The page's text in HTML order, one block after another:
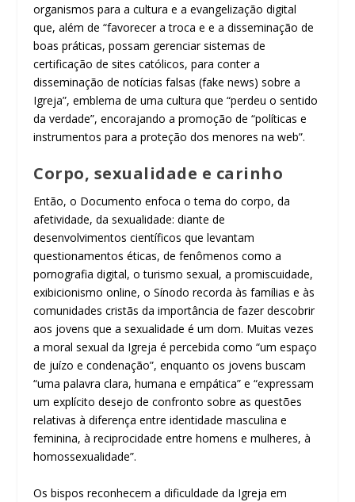
organismos para a cultura e a evangelização digital
que, além de “favorecer a troca e e a disseminação de
boas práticas, possam gerenciar sistemas de
certificação de sites católicos, para conter a
disseminação de notícias falsas (fake news) sobre a
Igreja”, emblema de uma cultura que “perdeu o sentido
da verdade”, encorajando a promoção de “políticas e
instrumentos para a proteção dos menores na web”.
Corpo, sexualidade e carinho
Então, o Documento enfoca o tema do corpo, da
afetividade, da sexualidade: diante de
desenvolvimentos científicos que levantam
questionamentos éticas, de fenômenos como a
pornografia digital, o turismo sexual, a promiscuidade,
exibicionismo online, o Sínodo recorda às famílias e às
comunidades cristãs da importância de fazer descobrir
aos jovens que a sexualidade é um dom. Muitas vezes
a moral sexual da Igreja é percebida como “um espaço
de juízo e condenação”, enquanto os jovens buscam
“uma palavra clara, humana e empática” e “expressam
um explícito desejo de confronto sobre as questões
relativas à diferença entre identidade masculina e
feminina, à reciprocidade entre homens e mulheres, à
homossexualidade”.
Os bispos reconhecem a dificuldade da Igreja em